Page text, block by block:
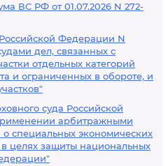
ВС РФ от 01.07.2026 N 272-
Федерации N
дел, связанных с
отдельных категорий
и ограниченных в обороте, и
суда Российской
арбитражными
о специальных экономических
целях защиты национальных